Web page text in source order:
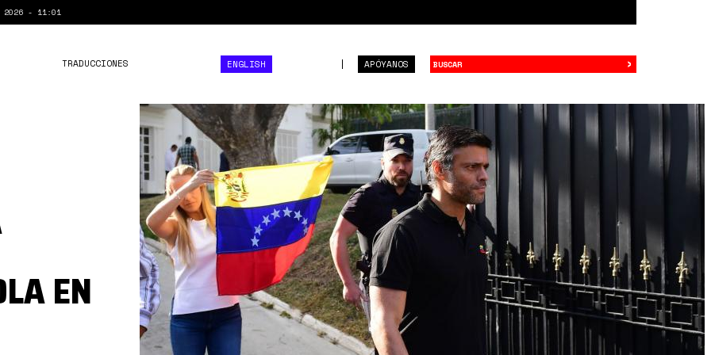
- 11:01
APÓYANOS
TRADUCCIONES ENGLISH ›
ZWWMG3FKH5FAHGCJCO34NW3V3U.jpg
EN